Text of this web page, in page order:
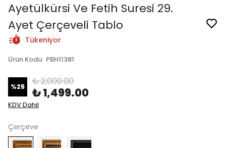
Ayetülkürsi Ve Fetih Suresi 29.
Ayet Çerçeveli Tablo
Tükeniyor
Ürün Kodu: PBH11381
%25 ₺ 2,000.00
₺ 1,499.00
KDV Dahil
Çerçeve